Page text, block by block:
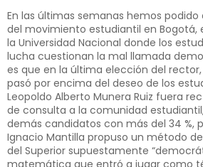
En las últimas semanas hemos
del movimiento estudiantil en
la Universidad Nacional donde los
lucha cuestionan la mal llamada
es que en la última elección del
pasó por encima del deseo de los
Leopoldo Alberto Munera Ruiz fuera
de consulta a la comunidad
demás candidatos con más del 34 %,
Ignacio Mantilla propuso un método
del Superior supuestamente